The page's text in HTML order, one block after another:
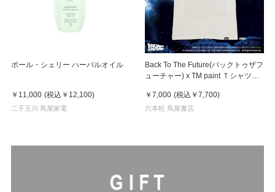
ポール・シェリー ハーバルオイル
￥11,000 (税込 ￥12,100)
二子玉川 蔦屋家電
Back To The Future(バックトゥザフ
ューチャー) x TM paint Ｔシャツ
￥7,000 (税込 ￥7,700)
六本松 蔦屋書店